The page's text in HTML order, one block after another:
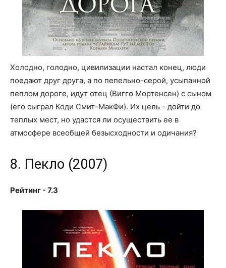
Холодно, голодно, цивилизации настал конец, люди
поедают друг друга, а по пепельно-серой, усыпанной
пеплом дороге, идут отец (Вигго Мортенсен) с сыном
(его сыграл Коди Смит-МакФи). Их цель - дойти до
теплых мест, но удастся ли осуществить ее в
атмосфере всеобщей безысходности и одичания?
8. Пекло (2007)
Рейтинг - 7.3